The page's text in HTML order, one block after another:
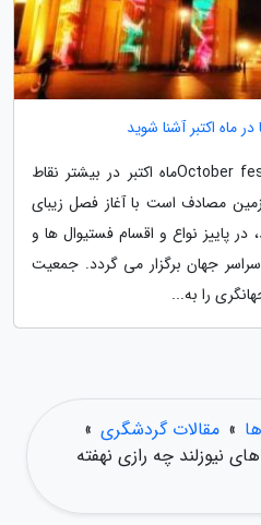
ماه اکتبر آشنا شوید
فستیوال های ماه اکتبر | October festivalsماه اکتبر در بیشتر نقاط
مصادف است با آغاز فصل زیبای
پاییز نواع و اقسام فستیوال ها و
جهان برگزار می گردد. جمعیت
را به...
» مقالات گردشگری »
نیوزلند چه رازی نهفته